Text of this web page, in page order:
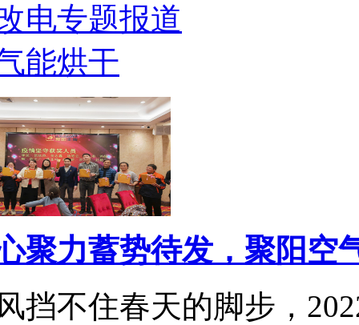
电专题报道
能烘干
聚力蓄势待发，聚阳空
挡不住春天的脚步，